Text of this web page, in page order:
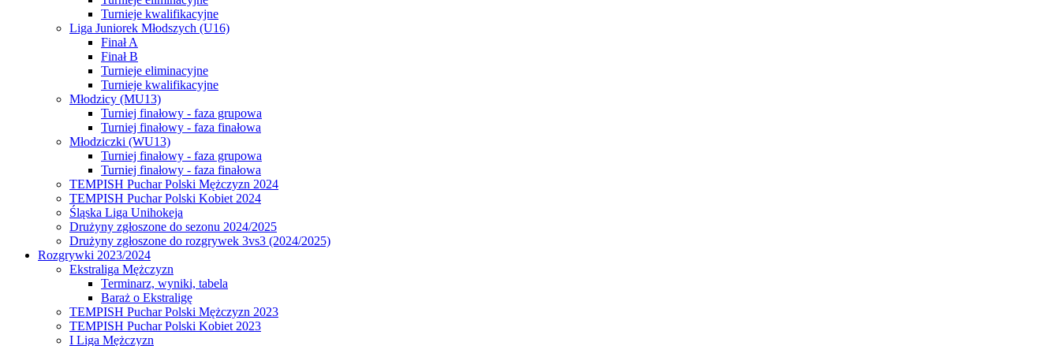
Turnieje kwalifikacyjne
Liga Juniorek Młodszych (U16)
Finał A
Finał B
Turnieje eliminacyjne
Turnieje kwalifikacyjne
Młodzicy (MU13)
Turniej finałowy - faza grupowa
Turniej finałowy - faza finałowa
Młodziczki (WU13)
Turniej finałowy - faza grupowa
Turniej finałowy - faza finałowa
TEMPISH Puchar Polski Mężczyzn 2024
TEMPISH Puchar Polski Kobiet 2024
Śląska Liga Unihokeja
Drużyny zgłoszone do sezonu 2024/2025
Drużyny zgłoszone do rozgrywek 3vs3 (2024/2025)
Rozgrywki 2023/2024
Ekstraliga Mężczyzn
Terminarz, wyniki, tabela
Baraż o Ekstraligę
TEMPISH Puchar Polski Mężczyzn 2023
TEMPISH Puchar Polski Kobiet 2023
I Liga Mężczyzn